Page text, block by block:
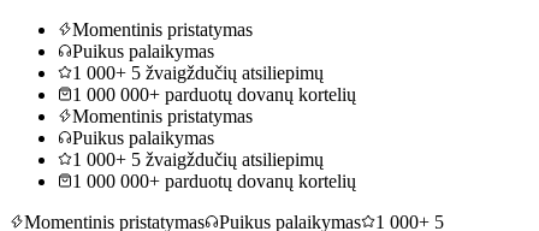
Momentinis pristatymas
Puikus palaikymas
1 000+ 5 žvaigždučių atsiliepimų
1 000 000+ parduotų dovanų kortelių
Momentinis pristatymas
Puikus palaikymas
1 000+ 5 žvaigždučių atsiliepimų
1 000 000+ parduotų dovanų kortelių
Momentinis pristatymas
Puikus palaikymas
1 000+ 5